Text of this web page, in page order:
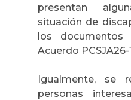
presentan
situación de
los documentos
Acuerdo PCSJA26-
Igualmente, se
personas